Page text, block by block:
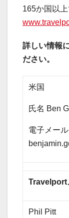
165か国以
詳しい情報
ださい。
米国
氏名 Ben
電子メール
Travelport
Phil Pitt